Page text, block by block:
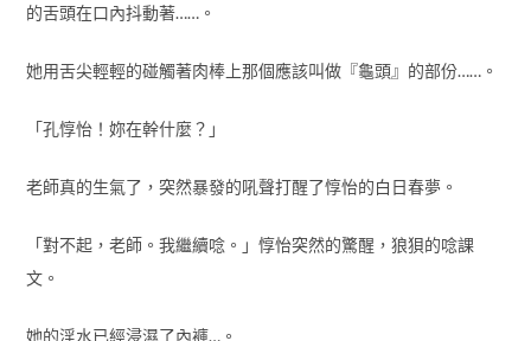
的舌頭在口內抖動著……。
她用舌尖輕輕的碰觸著肉棒上那個應該叫做『龜頭』的部份……。
「孔惇怡！妳在幹什麼？」
老師真的生氣了，突然暴發的吼聲打醒了惇怡的白日春夢。
「對不起，老師。我繼續唸。」惇怡突然的驚醒，狼狽的唸課
文。
她的淫水已經浸濕了內褲…。